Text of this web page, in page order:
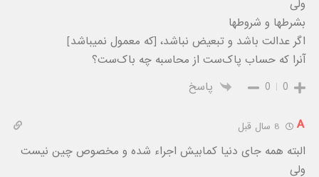
ولی
بشرطها و شروطها
اگر عدالت باشد و تبعیض نباشد، [که معمول نمیباشد]
آنرا که حساب پاک‌ست از محاسبه چه باک‌ست؟
0
0 پاسخ
A
البته همه جای دنیا کمابیش اجراء شده و مخصوص چین نیست
ولی